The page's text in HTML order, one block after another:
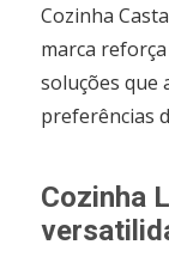
Cozinha
marca
soluções que
preferências
Cozinha